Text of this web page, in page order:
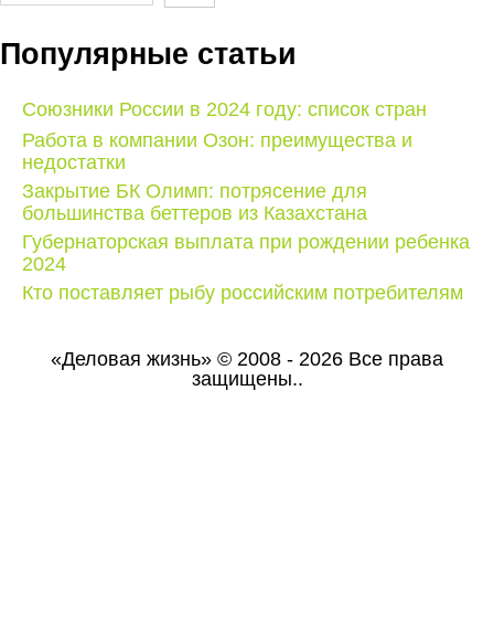
Популярные статьи
Союзники России в 2024 году: список стран
Работа в компании Озон: преимущества и
недостатки
Закрытие БК Олимп: потрясение для
большинства беттеров из Казахстана
Губернаторская выплата при рождении ребенка
2024
Кто поставляет рыбу российским потребителям
«Деловая жизнь» © 2008 - 2026 Все права
защищены..